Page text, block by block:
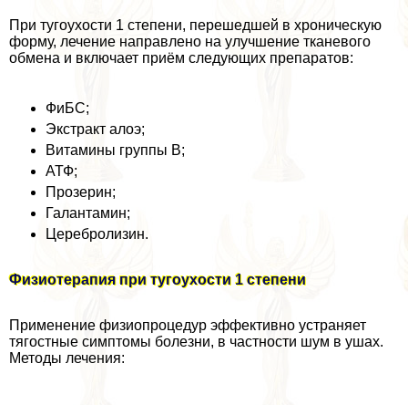
При тугоухости 1 степени, перешедшей в хроническую
форму, лечение направлено на улучшение тканевого
обмена и включает приём следующих препаратов:
ФиБС;
Экстpaкт алоэ;
Витамины группы В;
АТФ;
Прозерин;
Галантамин;
Церебролизин.
Физиотерапия при тугоухости 1 степени
Применение физиопроцедур эффективно устраняет
тягостные симптомы болезни, в частности шум в ушах.
Методы лечения: